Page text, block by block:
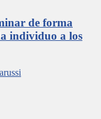
de forma
individuo a los